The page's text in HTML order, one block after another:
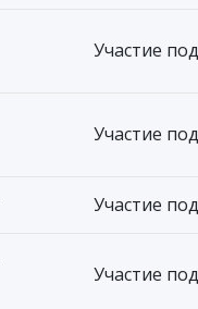
Участие
Участие
Участие
Участие